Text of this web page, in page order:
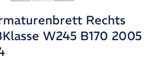
Rechts
W245 B170 2005